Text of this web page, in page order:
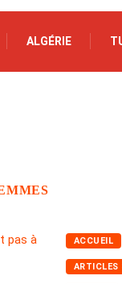
ALGÉRIE
ACCUEIL
ARTICLES